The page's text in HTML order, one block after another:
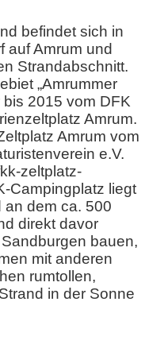
befindet sich in
auf Amrum und
Strandabschnitt.
„Amrummer
bis 2015 vom DFK
Amrum.
Amrum vom
e.V.
zeltplatz-
Campingplatz liegt
an dem ca. 500
direkt davor
bauen,
mit anderen
rumtollen,
in der Sonne